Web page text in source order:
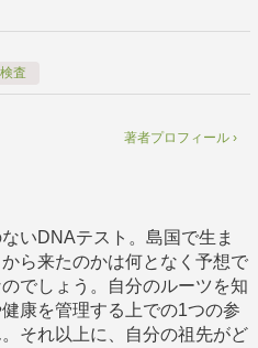
査
著者プロフィール ›
いDNAテスト。島国で生ま
ら来たのかは何となく予想で
でしょう。自分のルーツを知
康を管理する上での1つの参
それ以上に、自分の祖先がど